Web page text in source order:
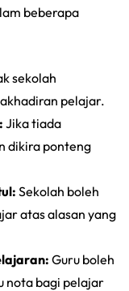
beberapa
sekolah
pelajar.
Jika tiada
dikira ponteng
Sekolah boleh
atas alasan yang
Guru boleh
nota bagi pelajar